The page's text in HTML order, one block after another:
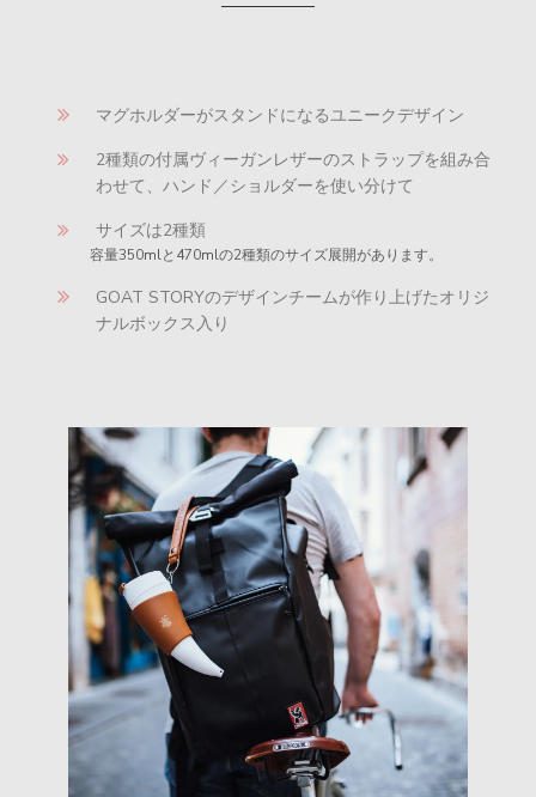
マグホルダーがスタンドになるユニークデザイン
2種類の付属ヴィーガンレザーのストラップを組み合
わせて、ハンド／ショルダーを使い分けて
サイズは2種類
容量350mlと470mlの2種類のサイズ展開があります。
GOAT STORYのデザインチームが作り上げたオリジ
ナルボックス入り